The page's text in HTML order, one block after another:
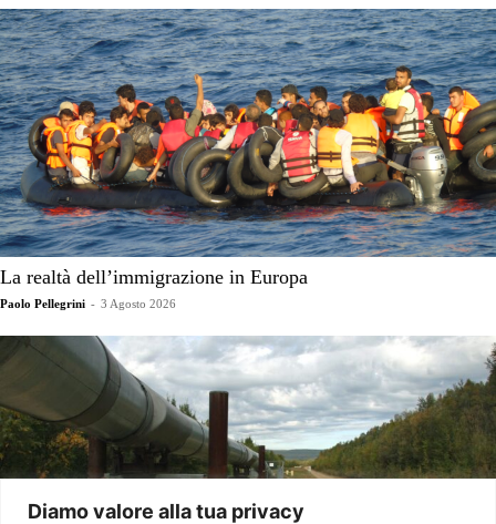
Diamo valore alla tua privacy
La realtà dell’immigrazione in Europa
Paolo Pellegrini - 3 Agosto 2026